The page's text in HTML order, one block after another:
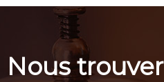
Nous trouver